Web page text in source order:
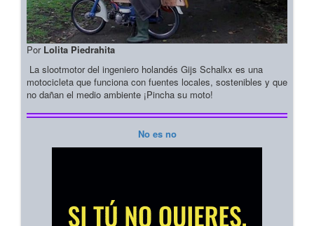
Por Lolita Piedrahita
La slootmotor del ingeniero holandés Gijs Schalkx es una
motocicleta que funciona con fuentes locales, sostenibles y que
no dañan el medio ambiente ¡Pincha su moto!
No es no